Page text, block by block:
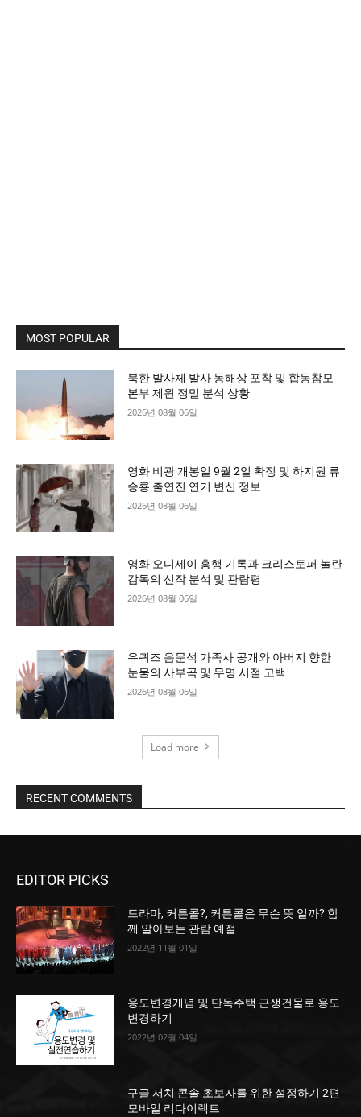
MOST POPULAR
북한 발사체 발사 동해상 포착 및 합동참모
본부 제원 정밀 분석 상황
2026년 08월 06일
영화 비광 개봉일 9월 2일 확정 및 하지원 류
승룡 출연진 연기 변신 정보
2026년 08월 06일
영화 오디세이 흥행 기록과 크리스토퍼 놀란
감독의 신작 분석 및 관람평
2026년 08월 06일
유퀴즈 음문석 가족사 공개와 아버지 향한
눈물의 사부곡 및 무명 시절 고백
2026년 08월 06일
Load more
RECENT COMMENTS
EDITOR PICKS
드라마, 커튼콜?, 커튼콜은 무슨 뜻 일까? 함
께 알아보는 관람 예절
2022년 11월 01일
용도변경개념 및 단독주택 근생건물로 용도
변경하기
2022년 02월 04일
구글 서치 콘솔 초보자를 위한 설정하기 2편
모바일 리다이렉트